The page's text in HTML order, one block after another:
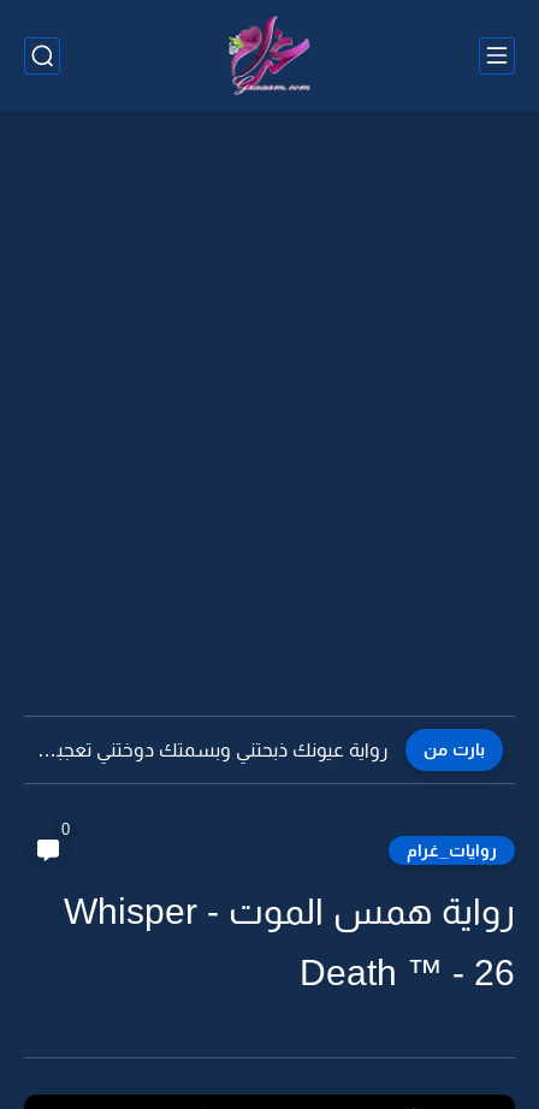
بارت من رواية عيونك ذبحتني وبسمتك دوختني تعجبني -33
روايات_غرام
0
رواية همس الموت - Whisper
Death ™ - 26